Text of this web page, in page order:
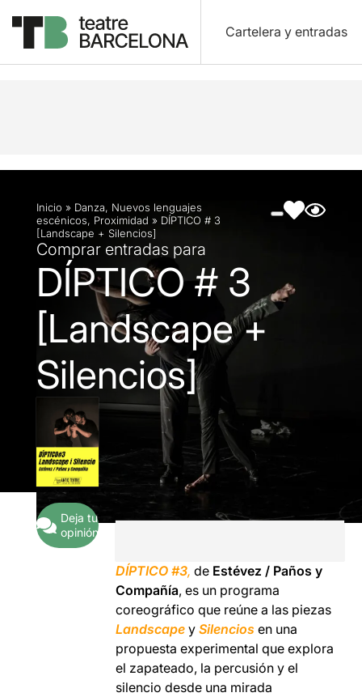
Cartelera y entradas
Descripción Ficha artística Fotos y vídeos
Inicio » Danza, Nuevos lenguajes
escénicos, Proximidad » DÍPTICO # 3
[Landscape + Silencios]
Comprar entradas para
DÍPTICO # 3
[Landscape +
Silencios]
Deja tu
opinión
DÍPTICO #3,de Estévez / Paños y
Compañía, es un programa
coreográfico que reúne a las piezas
Landscape ySilencios en una
propuesta experimental que explora
el zapateado, la percusión y el
silencio desde una mirada